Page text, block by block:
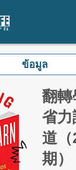
ข้อมูล
翻轉
省力
道
期）